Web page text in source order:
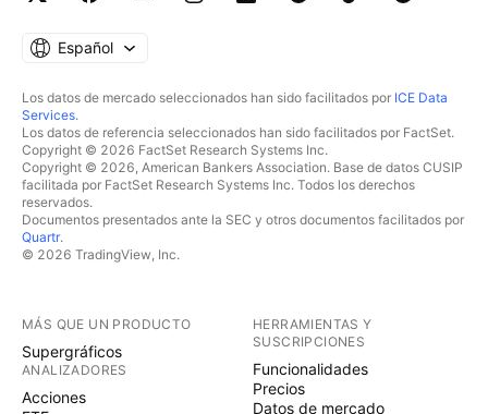
Español
Los datos de mercado seleccionados han sido facilitados por ICE Data
Services.
Los datos de referencia seleccionados han sido facilitados por FactSet.
Copyright © 2026 FactSet Research Systems Inc.
Copyright © 2026, American Bankers Association. Base de datos CUSIP
facilitada por FactSet Research Systems Inc. Todos los derechos
reservados.
Documentos presentados ante la SEC y otros documentos facilitados por
Quartr.
© 2026 TradingView, Inc.
MÁS QUE UN PRODUCTO
Supergráficos
ANALIZADORES
Acciones
HERRAMIENTAS Y
SUSCRIPCIONES
Funcionalidades
Precios
Datos de mercado